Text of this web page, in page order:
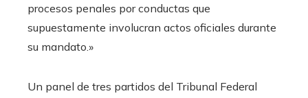
procesos penales por conductas que
supuestamente involucran actos oficiales durante
su mandato.»
Un panel de tres partidos del Tribunal Federal